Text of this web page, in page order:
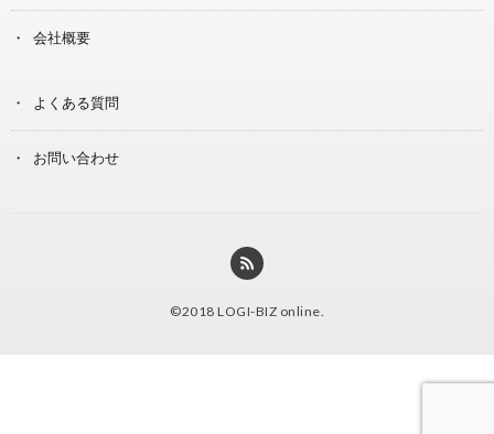
会社概要
よくある質問
お問い合わせ
©2018 LOGI-BIZ online